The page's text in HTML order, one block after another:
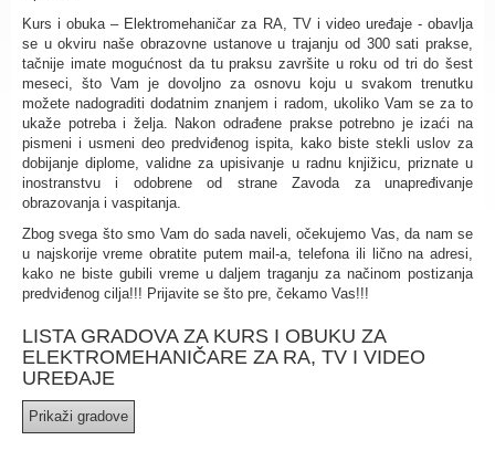
Kurs i obuka – Elektromehaničar za RA, TV i video uređaje - obavlja
se u okviru naše obrazovne ustanove u trajanju od 300 sati prakse,
tačnije imate mogućnost da tu praksu završite u roku od tri do šest
meseci, što Vam je dovoljno za osnovu koju u svakom trenutku
možete nadograditi dodatnim znanjem i radom, ukoliko Vam se za to
ukaže potreba i želja. Nakon odrađene prakse potrebno je izaći na
pismeni i usmeni deo predviđenog ispita, kako biste stekli uslov za
dobijanje diplome, validne za upisivanje u radnu knjižicu, priznate u
inostranstvu i odobrene od strane Zavoda za unapređivanje
obrazovanja i vaspitanja.
Zbog svega što smo Vam do sada naveli, očekujemo Vas, da nam se
u najskorije vreme obratite putem mail-a, telefona ili lično na adresi,
kako ne biste gubili vreme u daljem traganju za načinom postizanja
predviđenog cilja!!! Prijavite se što pre, čekamo Vas!!!
LISTA GRADOVA ZA KURS I OBUKU ZA
ELEKTROMEHANIČARE ZA RA, TV I VIDEO
UREĐAJE